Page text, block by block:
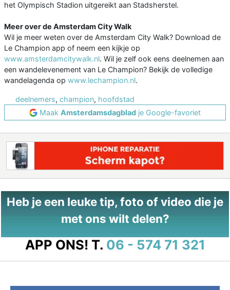
het Olympisch Stadion uitgereikt aan Stadsherstel.
Meer over de Amsterdam City Walk
Wil je meer weten over de Amsterdam City Walk? Download de
Le Champion app of neem een kijkje op
www.amsterdamcitywalk.nl. Wil je zelf ook eens deelnemen aan
een wandelevenement van Le Champion? Bekijk de volledige
wandelagenda op www.lechampion.nl.
deelnemers, champion, hoofdstad
Maak Amsterdamsdagblad je Google-favoriet
Heb je een leuke tip, foto of video die je
met ons wilt delen?
APP ONS! T. 06 - 574 71 321